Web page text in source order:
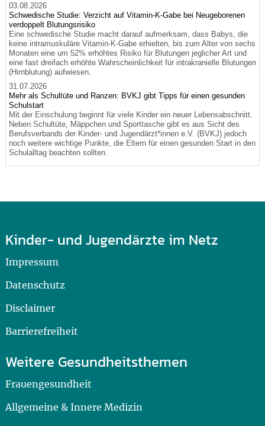
03.08.2026
Schwedische Studie: Verzicht auf Vitamin-K-Gabe bei Neugeborenen
verdoppelt Blutungsrisiko
Eine schwedische Studie macht darauf aufmerksam, dass Babys, die
keine intramuskuläre Vitamin-K-Gabe erhielten, bis zum Alter von sechs
Monaten eine um 52% erhöhtes Risiko für Blutungen jeglicher Art und
eine fast dreifach erhöhte Wahrscheinlichkeit für intrakranielle Blutungen
(Hirnblutung) aufwiesen.
31.07.2026
Mehr als Schultüte und Ranzen: BVKJ gibt Tipps für einen gesunden
Schulstart
Mit der Einschulung beginnt für viele Kinder ein neuer Lebensabschnitt.
Neben Schultüte, Mäppchen und Sporttasche gibt es aus Sicht des
Berufsverbands der Kinder- und Jugendärzt*innen e.V. (BVKJ) jedoch
noch weitere wichtige Punkte, die Eltern für einen gesunden Start in den
Schulalltag beachten sollten.
Kinder- und Jugendärzte im Netz
Impressum
Datenschutz
Disclaimer
Barrierefreiheit
Weitere Gesundheitsthemen
Frauengesundheit
Allgemeine & Innere Medizin